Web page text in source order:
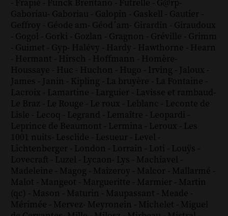
- Frapié - Funck Brentano - Futrelle - G@rp-
Gaboriau- Gaboriau - Galopin - Gaskell - Gautier -
Geffroy - Géode am- Géod´am- Girardin - Giraudoux
- Gogol - Gorki - Gozlan - Gragnon - Gréville - Grimm
- Guimet - Gyp- Halévy - Hardy - Hawthorne - Hearn
- Hermant - Hirsch - Hoffmann - Homère-
Houssaye - Huc - Huchon - Hugo - Irving - Jaloux -
James - Janin - Kipling - La bruyère - La Fontaine -
Lacroix - Lamartine - Larguier - Lavisse et rambaud-
Le Braz - Le Rouge - Le roux - Leblanc - Leconte de
Lisle - Lecoq - Legrand - Lemaître - Leopardi -
Leprince de Beaumont - Lermina - Leroux - Les
1001 nuits- Lesclide - Lesueur - Level -
Lichtenberger - London - Lorrain - Loti - Louÿs -
Lovecraft - Luzel - Lycaon- Lys - Machiavel -
Madeleine - Magog - Maizeroy - Malcor - Mallarmé -
Malot - Mangeot - Margueritte - Marmier - Martin
(qc) - Mason - Maturin - Maupassant - Meade -
Mérimée - Mervez- Meyronein - Michelet - Miguel